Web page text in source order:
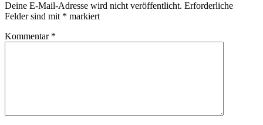
Deine E-Mail-Adresse wird nicht veröffentlicht. Erforderliche
Felder sind mit * markiert
Kommentar *